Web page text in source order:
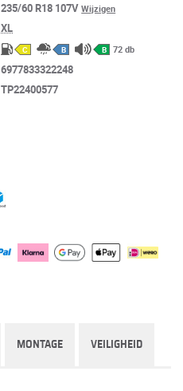
235/60 R18 107VWijzigen
XL
C B B 72 db
6977833322248
TP22400577
MONTAGE VEILIGHEID